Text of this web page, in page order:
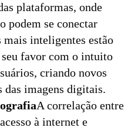
plataformas, onde
podem se conectar
mais inteligentes estão
favor com o intuito
criando novos
das imagens digitais.
A correlação entre
à internet e